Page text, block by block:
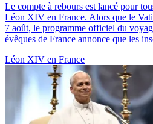
Le compte à rebours est lancé pour
Léon XIV en France. Alors que le
7 août, le programme officiel du
évêques de France annonce que les
Léon XIV en France